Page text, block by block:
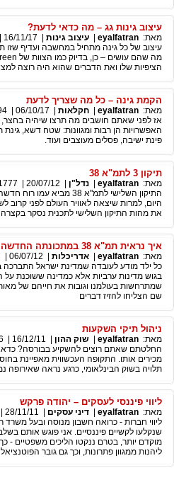
עיצוב גינות גג – מה כדאי לדעת?
מאת: eyalfatran עיצוב גינות 16/11/17
עיצוב של כל גינה מתחיל במחשבה ועדיף
הציפיות שלו ואת הדברים שהוא היה רוצה
הקמת גינה – כל מה שצריך לדעת
מאת: eyalfatran חקלאות 06/10/17
אז לפני שאתם חושבים מה תרצו שיהיה
האפשרויות הן רבות ומגוונות: שטח דשא, גינת
פינת ישיבה, פסלים מעוצבים ועוד.
תיקון 3 לתמ"א 38
מאת: eyalfatran נדל"ן 20/07/12
התיקון השלישי לתמ"א
היום, למרות שיצאה לאוויר העולם לפני
את מהות התיקון השלישי לתכנית נסקר
איך נראית תמ"א 38 במתכונתה החדשה
מאת: eyalfatran אדריכלות 06/07/12
כל ילד מודע לעובדה שמדינת ישראל התברכה
בגוש מדינות ערביות אלא כמדינה ששוכנת
שמתרחשות בעולמנו וגובות את חייהם של
שם הצליחו להזיז דברים
ניהול תיקי השקעות
מאת: eyalfatran שוק ההון 16/12/11
החלטתם שאתם רוצים להשקיע בבורסה? כדאי
מכירים אותו. התקופה העכשווית מאפיינת
תלויה בשוק הבינלאומי, כרגע נראה שאירופה
ליווי פיננסי לעסקים – יהודה פרקש
מאת: eyalfatran דיני עסקים 28/11/11
ליווי חברות - כרואה חשבון מנוסה ובעל
שנקלעו לקשיים פיננסיים. אני פוגש אותם
מוקדם יותר, בטרם ננקטו הליכים משפטיים -
ליהנות ממגוון פתרונות, וכך גם גובר